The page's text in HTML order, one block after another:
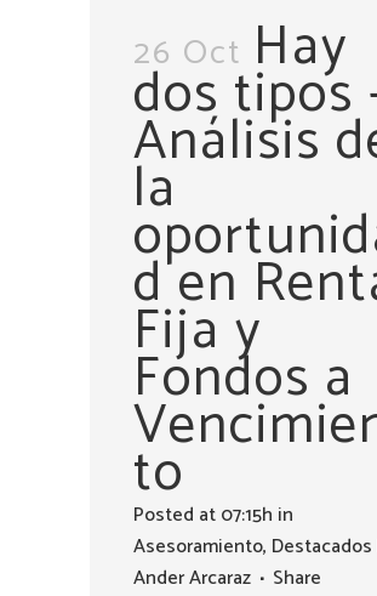
26 Oct Hay
dos tipos
Análisis
la
d en
Fija y
Fondos a
to
Posted at 07:15h in
Asesoramiento, Destacados
Ander Arcaraz
Share